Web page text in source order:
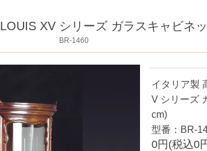
LOUIS XV シリーズ ガラスキャビネ
BR-1460
イタリア製
V シリーズ
cm)
型番：BR-
0円(税込0